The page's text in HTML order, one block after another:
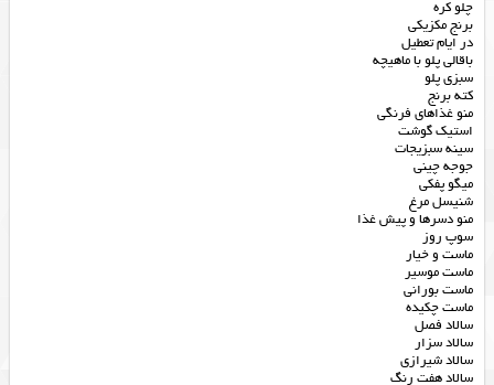
چلو کره
برنج مکزیکی
در ایام تعطیل
باقالی پلو با ماهیچه
سبزی پلو
کته برنج
منو غذاهای فرنگی
استیک گوشت
سینه سبزیجات
جوجه چینی
میگو پفکی
شنیسل مرغ
منو دسرها و پیش غذا
سوپ روز
ماست و خیار
ماست موسیر
ماست بورانی
ماست چکیده
سالاد فصل
سالاد سزار
سالاد شیرازی
سالاد هفت رنگ